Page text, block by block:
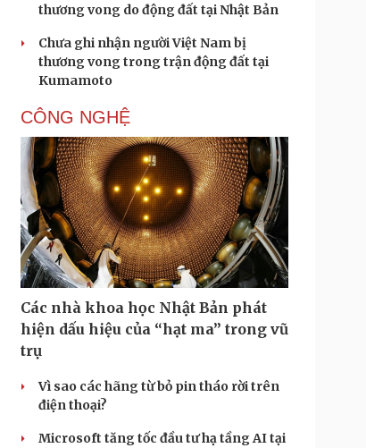
thương vong do động đất tại Nhật Bản
Chưa ghi nhận người Việt Nam bị
thương vong trong trận động đất tại
Kumamoto
CÔNG NGHỆ
Các nhà khoa học Nhật Bản phát
hiện dấu hiệu của “hạt ma” trong vũ
trụ
Vì sao các hãng từ bỏ pin tháo rời trên
điện thoại?
Microsoft tăng tốc đầu tư hạ tầng AI tại